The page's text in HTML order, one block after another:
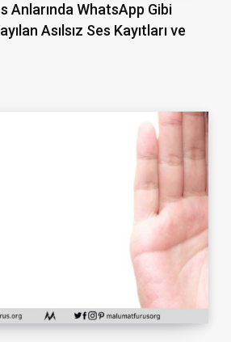
Anlarında WhatsApp Gibi
Asılsız Ses Kayıtları ve